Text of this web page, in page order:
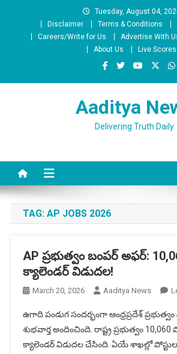
Tuesday, August 04,
Disclaimer
Terms & Conditions
Careers/Write for Us
Advertise With
About Us
Live Scores
Aaditya
Delivering Truth Daily
TAG: AP JOBS 2026
AP ప్రభుత్వం బంపర్ అఫర్:
క్యాలెండర్ విడుదల!
March 20, 2026 Aaditya News
ఉగాది పండుగ సందర్భంగా ఆంధ్రప్రదేశ్ ప్రభుత్వం
శుభవార్త అందించింది. రాష్ట్ర ప్రభుత్వం
క్యాలెండర్ విడుదల చేసింది. ఏయే శాఖల్లో